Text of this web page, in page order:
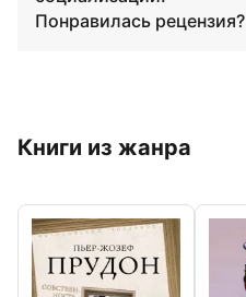
Понравилась рецензия?
Книги из жанра